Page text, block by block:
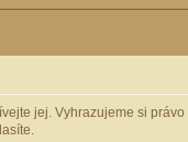
jej. Vyhrazujeme si